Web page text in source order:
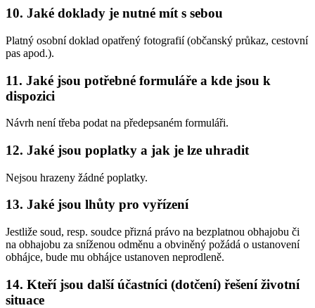
10. Jaké doklady je nutné mít s sebou
Platný osobní doklad opatřený fotografií (občanský průkaz, cestovní
pas apod.).
11. Jaké jsou potřebné formuláře a kde jsou k
dispozici
Návrh není třeba podat na předepsaném formuláři.
12. Jaké jsou poplatky a jak je lze uhradit
Nejsou hrazeny žádné poplatky.
13. Jaké jsou lhůty pro vyřízení
Jestliže soud, resp. soudce přizná právo na bezplatnou obhajobu či
na obhajobu za sníženou odměnu a obviněný požádá o ustanovení
obhájce, bude mu obhájce ustanoven neprodleně.
14. Kteří jsou další účastníci (dotčení) řešení životní
situace